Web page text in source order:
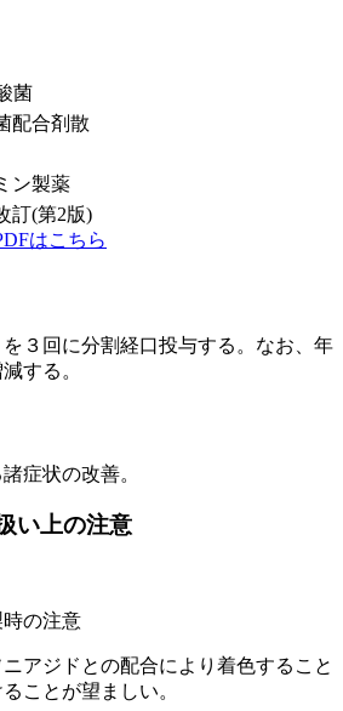
菌
配合剤散
ン製薬
訂(第2版)
はこちら
３回に分割経口投与する。なお、年
する。
症状の改善。
い上の注意
の注意
アジドとの配合により着色すること
ことが望ましい。